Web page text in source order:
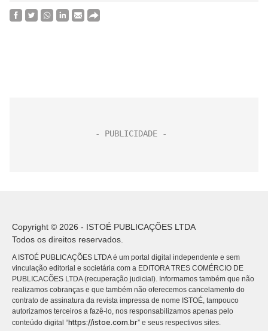
Copyright © 2026 - ISTOÉ PUBLICAÇÕES LTDA
Todos os direitos reservados.
A ISTOÉ PUBLICAÇÕES LTDA é um portal digital independente e sem
vinculação editorial e societária com a EDITORA TRES COMÉRCIO DE
PUBLICACÕES LTDA (recuperação judicial). Informamos também que não
realizamos cobranças e que também não oferecemos cancelamento do
contrato de assinatura da revista impressa de nome ISTOÉ, tampouco
autorizamos terceiros a fazê-lo, nos responsabilizamos apenas pelo
conteúdo digital “https://istoe.com.br” e seus respectivos sites.